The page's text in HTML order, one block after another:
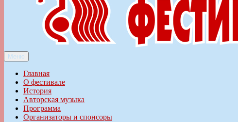
Ильменский фестиваль авторской песни
Меню
Главная
О фестивале
История
Авторская музыка
Программа
Организаторы и спонсоры